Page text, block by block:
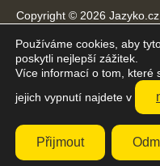
Copyright © 2026 Jazyko.cz
Online kurzy angličtiny s
20 minut denně.
Přijímáme platby online
Používáme cookies, aby
poskytli nejlepší zážitek.
Více informací o tom, které
jejich vypnutí najdete v
Přijmout